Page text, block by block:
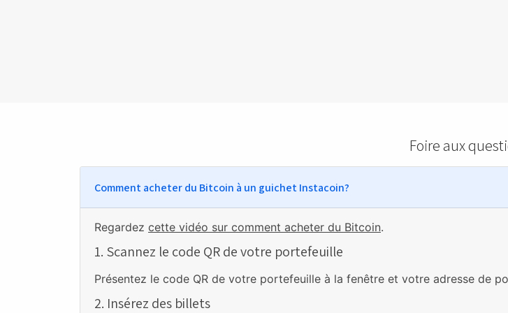
Foire aux
Comment acheter du Bitcoin à un guichet Instacoin?
Regardez cette vidéo sur comment acheter du Bitcoin.
1. Scannez le code QR de votre portefeuille
Présentez le code QR de votre portefeuille à la fenêtre et votre adresse de
2. Insérez des billets